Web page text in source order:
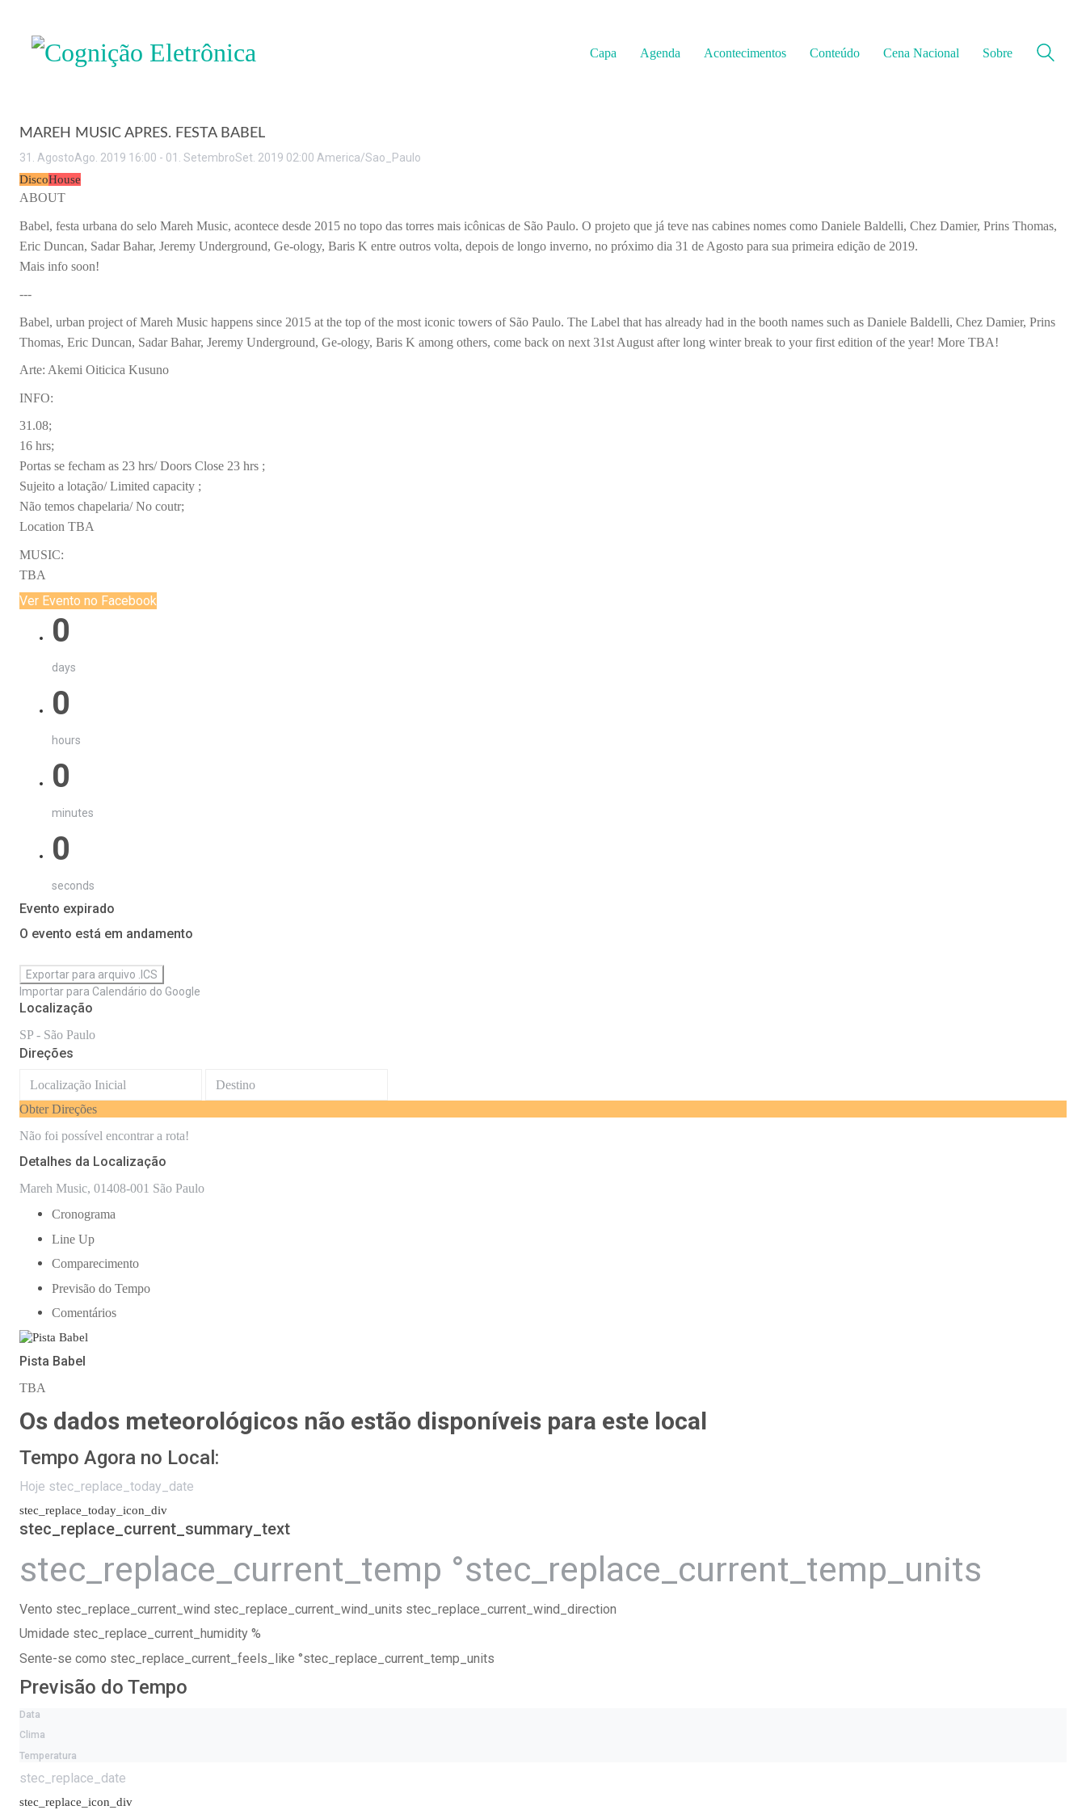
Capa Agenda Acontecimentos Conteúdo Cena Nacional Sobre
MAREH MUSIC APRES. FESTA BABEL
31 AgostoAgo 2019 16:00 - 01 SetembroSet 2019 02:00 America/Sao_Paulo
DiscoHouse
ABOUT
Babel, festa urbana do selo Mareh Music, acontece desde 2015 no topo das torres mais icônicas de São Paulo. O projeto que já teve nas cabines nomes como Daniele Baldelli, Chez Damier, Prins Thomas,
Eric Duncan, Sadar Bahar, Jeremy Underground, Ge-ology, Baris K entre outros volta, depois de longo inverno, no próximo dia 31 de Agosto para sua primeira edição de 2019.
Mais info soon!
---
Babel, urban project of Mareh Music happens since 2015 at the top of the most iconic towers of São Paulo. The Label that has already had in the booth names such as Daniele Baldelli, Chez Damier, Prins
Thomas, Eric Duncan, Sadar Bahar, Jeremy Underground, Ge-ology, Baris K among others, come back on next 31st August after long winter break to your first edition of the year! More TBA!
Arte: Akemi Oiticica Kusuno
INFO:
31.08;
16 hrs;
Portas se fecham as 23 hrs/ Doors Close 23 hrs ;
Sujeito a lotação/ Limited capacity ;
Não temos chapelaria/ No coutr;
Location TBA
MUSIC:
TBA
Ver Evento no Facebook
0
days
0
hours
0
minutes
0
seconds
Evento expirado
O evento está em andamento
Exportar para arquivo .ICS
Importar para Calendário do Google
Localização
SP - São Paulo
Direções
Obter Direções
Não foi possível encontrar a rota!
Detalhes da Localização
Mareh Music, 01408-001 São Paulo
Cronograma
Line Up
Comparecimento
Previsão do Tempo
Comentários
Pista Babel
TBA
Os dados meteorológicos não estão disponíveis para este local
Tempo Agora no Local:
Hoje stec_replace_today_date
stec_replace_today_icon_div
stec_replace_current_summary_text
stec_replace_current_temp °stec_replace_current_temp_units
Vento stec_replace_current_wind stec_replace_current_wind_units stec_replace_current_wind_direction
Umidade stec_replace_current_humidity %
Sente-se como stec_replace_current_feels_like °stec_replace_current_temp_units
Previsão do Tempo
Data
Clima
Temperatura
stec_replace_date
stec_replace_icon_div